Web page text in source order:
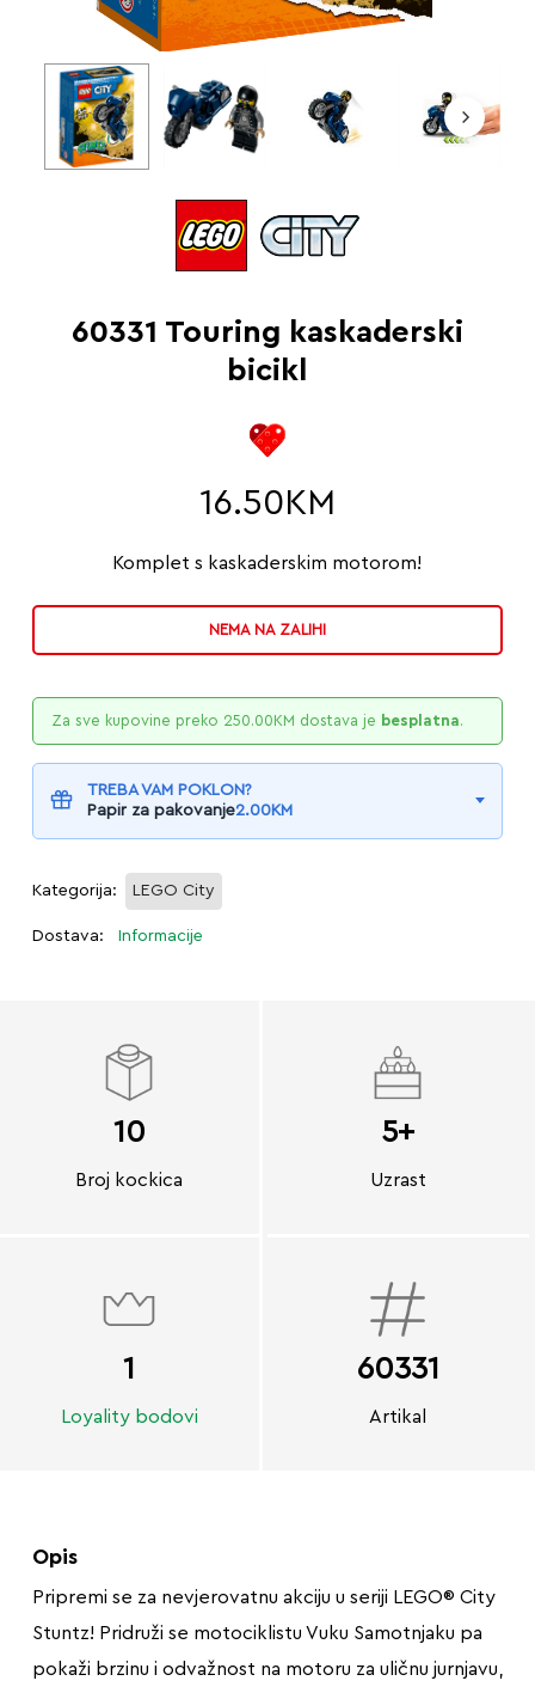
60331 Touring kaskaderski
bicikl
16.50 KM
Komplet s kaskaderskim motorom!
NEMA NA ZALIHI
Za sve kupovine preko 250.00KM dostava je besplatna.
TREBA VAM POKLON?
Papir za pakovanje2.00KM
Kategorija: LEGO City
Dostava: Informacije
10
Broj kockica
5+
Uzrast
1
Loyality bodovi
60331
Artikal
Opis
Pripremi se za nevjerovatnu akciju u seriji LEGO® City
Stuntz! Pridruži se motociklistu Vuku Samotnjaku pa
pokaži brzinu i odvažnost na motoru za uličnu jurnjavu,